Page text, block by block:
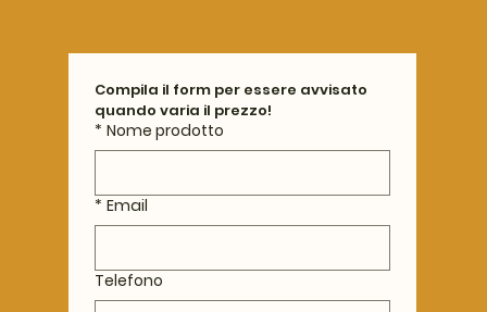
Compila il form per essere avvisato
quando varia il prezzo!
* Nome prodotto
* Email
Telefono